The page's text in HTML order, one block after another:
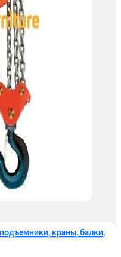
подъемники, краны, балки,